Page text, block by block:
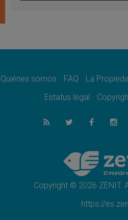
como misión al
SIGNIS 2026, dar
07.08.2026
Lanzan un proyecto
Programa oficial del
Papa León XIV a
Quiénes somos FAQ La
Estatus legal
Copyright © 2026 ZENIT.
https://